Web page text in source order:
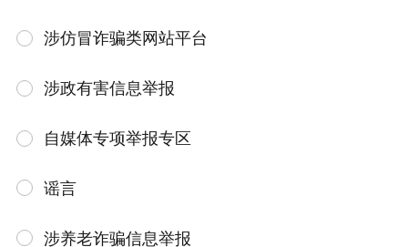
涉仿冒诈骗类网站平台
涉政有害信息举报
自媒体专项举报专区
谣言
涉养老诈骗信息举报